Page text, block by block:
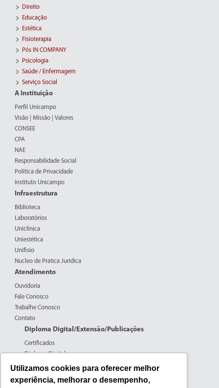
Utilizamos cookies para oferecer melhor
experiência, melhorar o desempenho,
Direito
Educação
Estética
Fisioterapia
Pós IN COMPANY
Psicologia
Saúde / Enfermagem
Serviço Social
A Instituição
Perfil Unicampo
Visão | Missão | Valores
CONSEE
CPA
NAE
Responsabilidade Social
Politica de Privacidade
Instituto Unicampo
Infraestrutura
Biblioteca
Laboratórios
Uniclínica
Uniestética
Unifisio
Nucleo de Pratica Juridica
Atendimento
Ouvidoria
Fale Conosco
Trabalhe Conosco
Contato
Diploma Digital/Extensão/Publicações
Certificados
Diploma Digital
Formulários CPERS
Extensão